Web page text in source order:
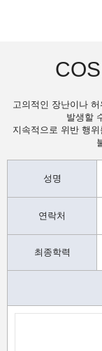
고의적인 장난이나
발생할
지속적으로 위반 행
성명
연락처
최종학력